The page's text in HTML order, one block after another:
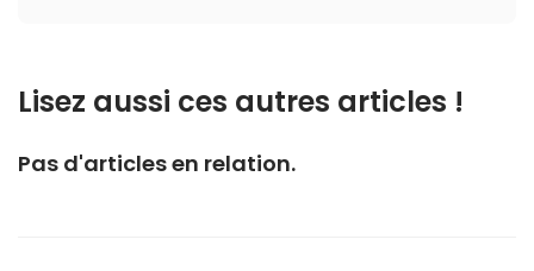
Lisez aussi ces autres articles !
Pas d'articles en relation.